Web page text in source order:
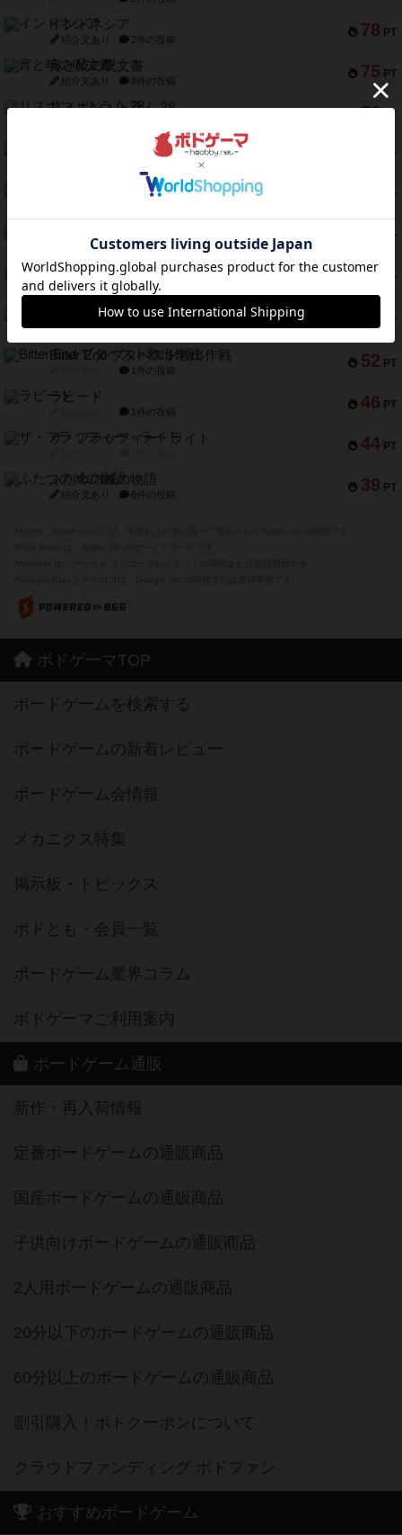
78 PT
インドネシア
紹介文あり 2件の投稿
75 PT
宵と暁の呪文書
紹介文あり 8件の投稿
73 PT
リスボン・トラム 28
PT
PT
PT
紹介文なし 1件の投稿
59 PT
スモールワールド
紹介文あり 13件の投稿
PT
ギャンブラー
紹介文なし 2件の投稿
52 PT
Bitter End ブタペスト救出作戦
1件の投稿
46 PT
ラピード
1件の投稿
44 PT
ザ・フラッフィー・ライト
39 PT
ふたつの城の物語
紹介文あり 6件の投稿
ボドゲーマTOP
ボードゲームを検索する
ボードゲームの新着レビュー
ボードゲーム会情報
メカニクス特集
掲示板・トピックス
ボドとも・会員一覧
ボードゲーム業界コラム
ボドゲーマご利用案内
ボードゲーム通販
新作・再入荷情報
定番ボードゲームの通販商品
国産ボードゲームの通販商品
子供向けボードゲームの通販商品
2人用ボードゲームの通販商品
20分以下のボードゲームの通販商品
60分以上のボードゲームの通販商品
割引購入！ボドクーポンについて
クラウドファンディング ボドファン
おすすめボードゲーム